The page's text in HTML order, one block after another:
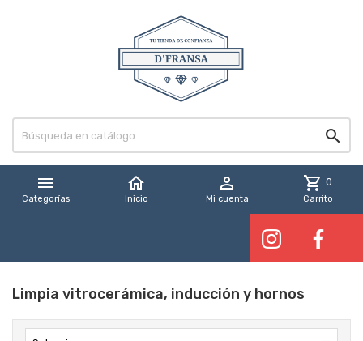


Categorías
home
Inicio

Mi cuenta
shopping_cart 0
Carrito
Limpia vitrocerámica, inducción y hornos